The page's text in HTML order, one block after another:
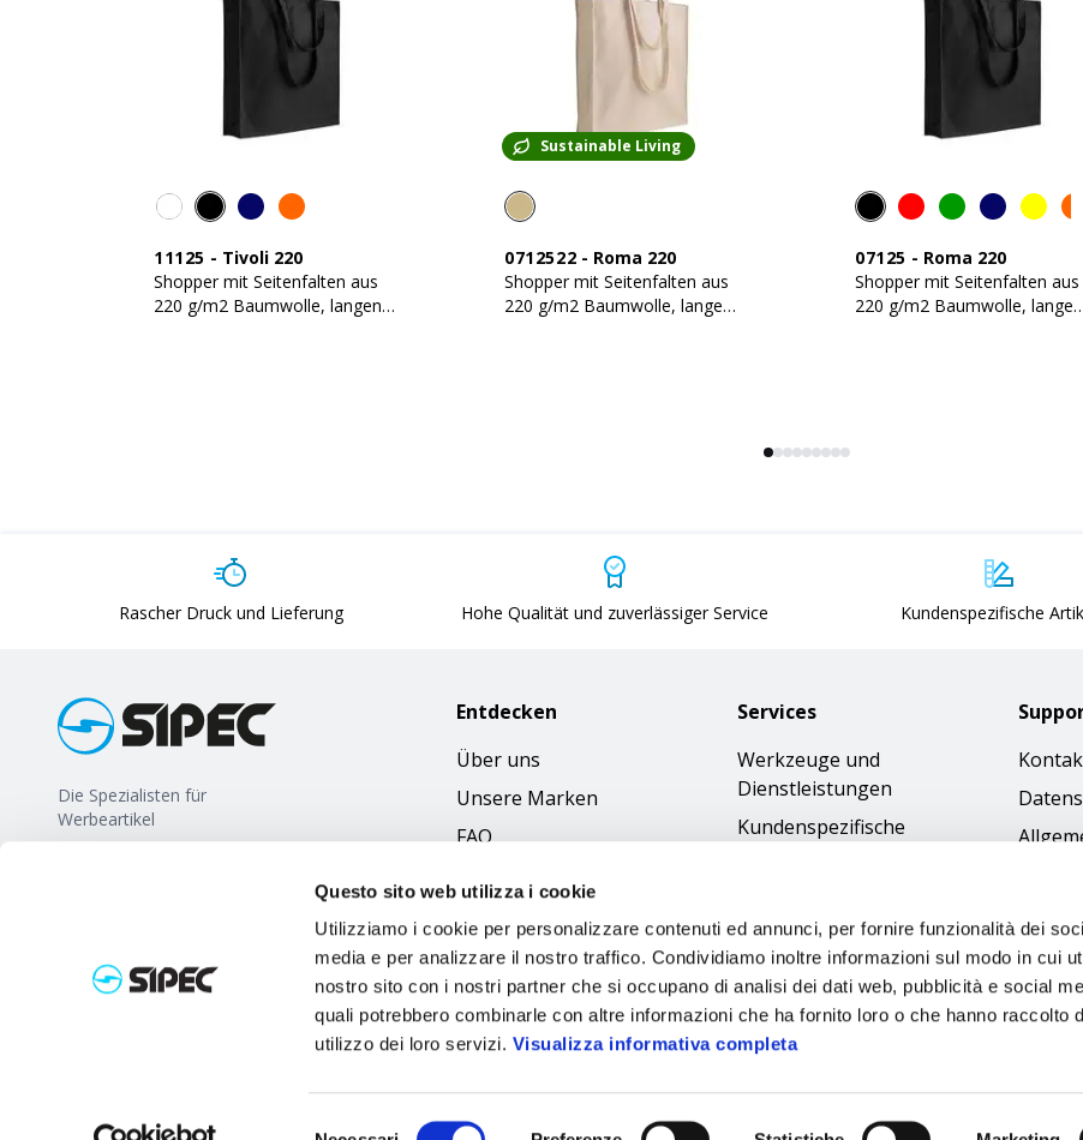
Questo sito web utilizza i cookie
Utilizziamo i cookie per personalizzare contenuti ed annunci, per fornire funzionalità dei
media e per analizzare il nostro traffico. Condividiamo inoltre informazioni sul modo in cui
nostro sito con i nostri partner che si occupano di analisi dei dati web, pubblicità e social
quali potrebbero combinarle con altre informazioni che ha fornito loro o che hanno raccolto
utilizzo dei loro servizi. Visualizza informativa completa
11125 - Tivoli 220
Shopper mit Seitenfalten aus
220 g/m2 Baumwolle, langen
Sustainable Living
0712522 - Roma 220
Shopper mit Seitenfalten aus
220 g/m2 Baumwolle, lange
07125 - Roma 220
Shopper mit Seitenfalten aus
220 g/m2 Baumwolle, lange
Rascher Druck und Lieferung Hohe Qualität und zuverlässiger Service Kundenspezifische
Die Spezialisten für
Werbeartikel
Entdecken
Über uns
Unsere Marken
FAQ
Services
Werkzeuge und
Dienstleistungen
Kundenspezifische
Bilder-Download